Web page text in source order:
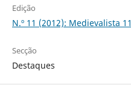
Edição
N.º 11 (2012): Medievalista 11
Secção
Destaques